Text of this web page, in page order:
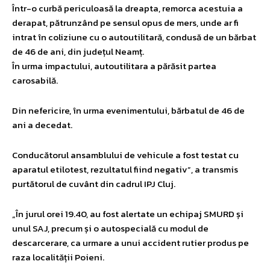
Într-o curbă periculoasă la dreapta, remorca acestuia a
derapat, pătrunzând pe sensul opus de mers, unde ar fi
intrat în coliziune cu o autoutilitară, condusă de un bărbat
de 46 de ani, din județul Neamț.
În urma impactului, autoutilitara a părăsit partea
carosabilă.
Din nefericire, în urma evenimentului, bărbatul de 46 de
ani a decedat.
Conducătorul ansamblului de vehicule a fost testat cu
aparatul etilotest, rezultatul fiind negativ”, a transmis
purtătorul de cuvânt din cadrul IPJ Cluj.
„În jurul orei 19.40, au fost alertate un echipaj SMURD și
unul SAJ, precum și o autospecială cu modul de
descarcerare, ca urmare a unui accident rutier produs pe
raza localității Poieni.